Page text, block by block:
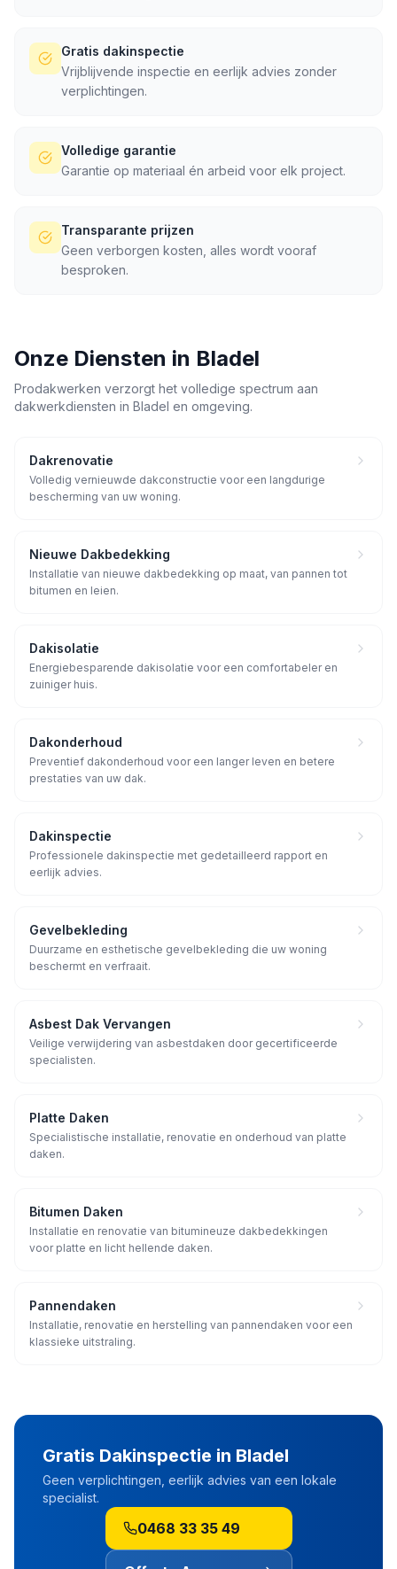
Gratis dakinspectie
Vrijblijvende inspectie en eerlijk advies zonder
verplichtingen.
Volledige garantie
Garantie op materiaal én arbeid voor elk project.
Transparante prijzen
Geen verborgen kosten, alles wordt vooraf
besproken.
Onze Diensten in Bladel
Prodakwerken verzorgt het volledige spectrum aan
dakwerkdiensten in Bladel en omgeving.
Dakrenovatie
Volledig vernieuwde dakconstructie voor een langdurige
bescherming van uw woning.
Nieuwe Dakbedekking
Installatie van nieuwe dakbedekking op maat, van pannen tot
bitumen en leien.
Dakisolatie
Energiebesparende dakisolatie voor een comfortabeler en
zuiniger huis.
Dakonderhoud
Preventief dakonderhoud voor een langer leven en betere
prestaties van uw dak.
Dakinspectie
Professionele dakinspectie met gedetailleerd rapport en
eerlijk advies.
Gevelbekleding
Duurzame en esthetische gevelbekleding die uw woning
beschermt en verfraait.
Asbest Dak Vervangen
Veilige verwijdering van asbestdaken door gecertificeerde
specialisten.
Platte Daken
Specialistische installatie, renovatie en onderhoud van platte
daken.
Bitumen Daken
Installatie en renovatie van bitumineuze dakbedekkingen
voor platte en licht hellende daken.
Pannendaken
Installatie, renovatie en herstelling van pannendaken voor een
klassieke uitstraling.
Gratis Dakinspectie in Bladel
Geen verplichtingen, eerlijk advies van een lokale
specialist.
0468 33 35 49